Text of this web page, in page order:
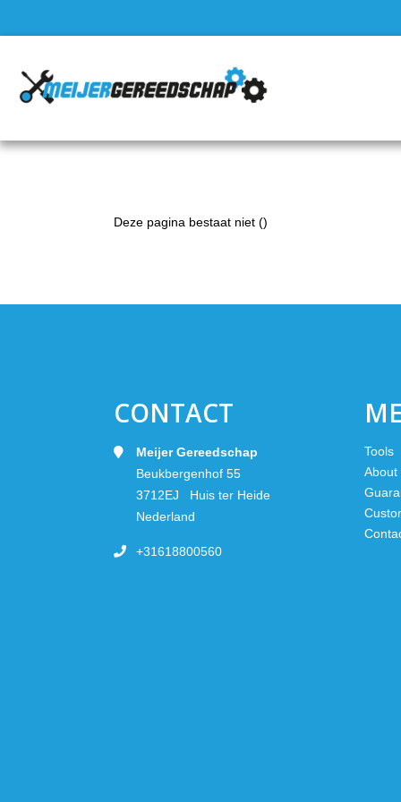
Deze pagina bestaat niet ()
CONTACT
Meijer Gereedschap
Beukbergenhof 55
3712EJ Huis ter Heide
Nederland
+31618800560
Tools
About